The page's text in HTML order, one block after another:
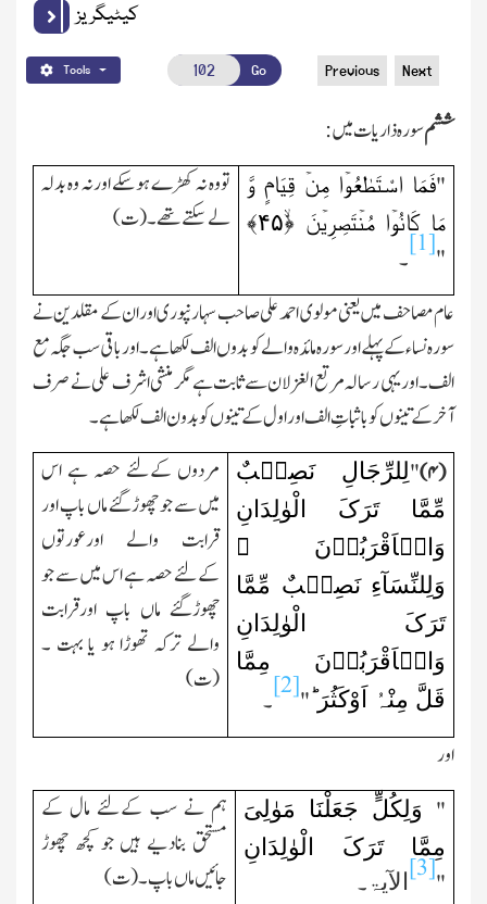
کیٹیگریز
Tools Go Previous Next
ششمسورہ ذاریات میں:
"فَمَا اسْتَطٰعُوۡا مِنۡ قِیَامٍ وَّ
مَا کَانُوۡا مُنۡتَصِرِیۡنَ ﴿ۙ۴۵﴾
"
[1]۔
تووہ نہ کھڑے ہوسکے اورنہ وہ بدلہ
لے سکتے تھے ۔(ت)
عام مصاحف میں یعنی مولوی احمد علی صاحب سہارنپوری اوران کے مقلدین نے
سورہ نساء کے پہلے اور سورہ مائدہ والے کو بدوں الف لکھا ہے ۔اورباقی سب جگہ مع
الف۔اوریہی رسالہ مرتع الغزلان سے ثابت ہے مگر منشی اشرف علی نے صرف
آخر کے تینوں کو باثباتِ الف اوراول کے تینوں کو بدون الف لکھاہے ۔
(۴)
"لِلرِّجَالِ نَصِیۡبٌ
مِّمَّا تَرَکَ الْوٰلِدَانِ
وَالۡاَقْرَبُوۡنَ ۪
وَلِلنِّسَآءِ نَصِیۡبٌ مِّمَّا
تَرَکَ الْوٰلِدَانِ
وَالۡاَقْرَبُوۡنَ مِمَّا
قَلَّ مِنْہُ اَوْکَثُرَ ؕ"
[2]۔
مردوں کےلئے حصہ ہے اس
میں سے جو چھوڑگئے ماں باپ اور
قرابت والے اورعورتوں
کےلئے حصہ ہےاس میں سے جو
چھوڑگئے ماں باپ اورقرابت
والے ترکہ تھوڑا ہو یا بہت ۔
(ت)
اور
" وَلِکُلٍّ جَعَلْنَا مَوٰلِیَ
مِمَّا تَرَکَ الْوٰلِدَانِ
"
[3]الآیۃ ۔
ہم نے سب کےلئے مال کے
مستحق بنادیے ہیں جو کچھ چھوڑ
جائیں ماں باپ۔(ت)